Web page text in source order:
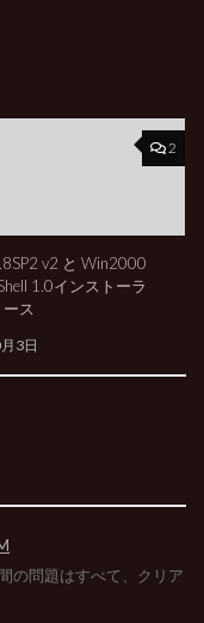
2
v2 と Win2000
1.0インストーラ
ス
3日
の問題はすべて、クリア